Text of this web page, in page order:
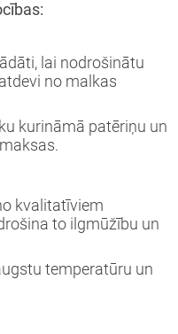
lai nodrošinātu
no malkas
kurināmā patēriņu un
kvalitatīviem
to ilgmūžību un
temperatūru un